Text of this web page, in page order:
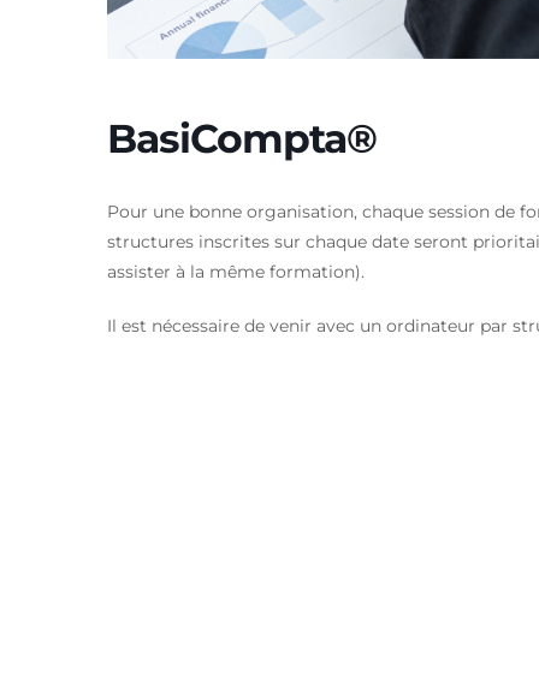
BasiCompta®
Pour une bonne organisation, chaque session de
structures inscrites sur chaque date seront
assister à la même formation).
Il est nécessaire de venir avec un ordinateur par